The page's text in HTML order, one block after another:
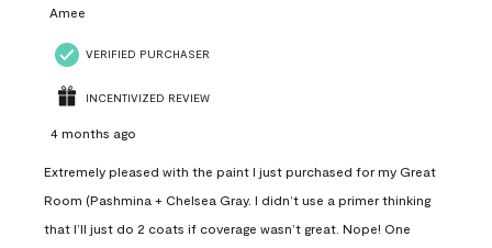
Amee
VERIFIED PURCHASER
INCENTIVIZED REVIEW
4 months ago
Extremely pleased with the paint I just purchased for my Great
Room (Pashmina + Chelsea Gray. I didn’t use a primer thinking
that I’ll just do 2 coats if coverage wasn’t great. Nope! One